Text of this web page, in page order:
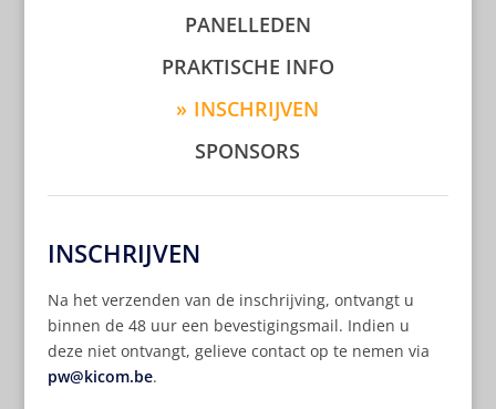
PANELLEDEN
PRAKTISCHE INFO
INSCHRIJVEN
SPONSORS
INSCHRIJVEN
Na het verzenden van de inschrijving, ontvangt u
binnen de 48 uur een bevestigingsmail. Indien u
deze niet ontvangt, gelieve contact op te nemen via
pw@kicom.be.